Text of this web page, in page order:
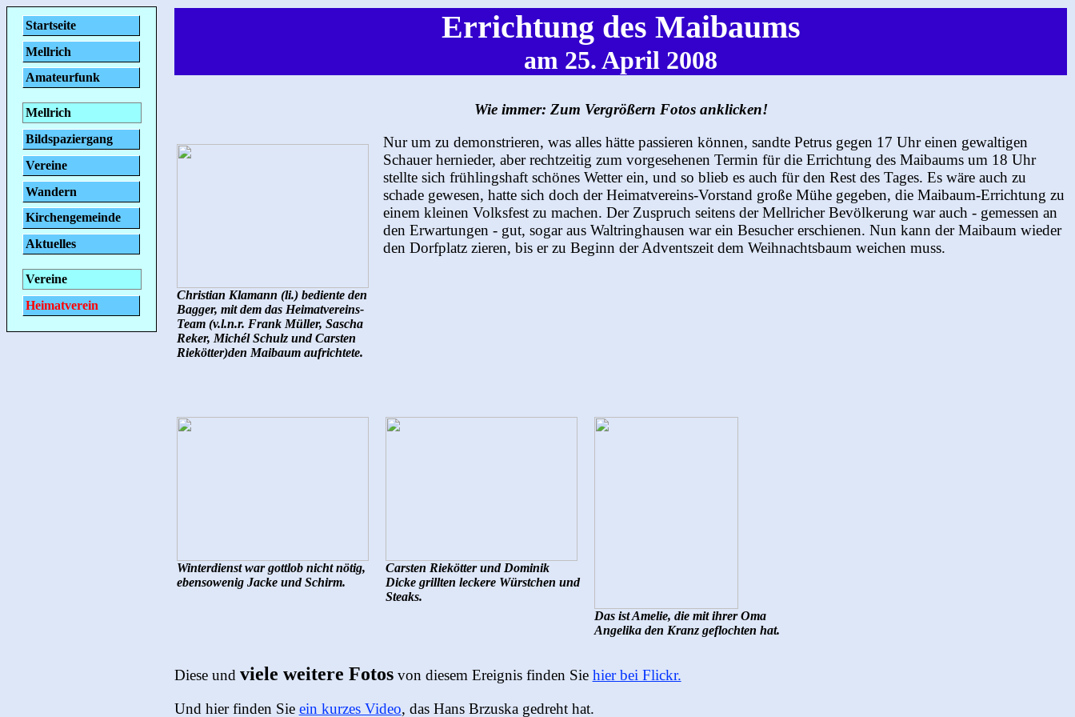
Startseite
Mellrich
Amateurfunk
Mellrich
Bildspaziergang
Vereine
Wandern
Kirchengemeinde
Aktuelles
Vereine
Heimatverein
Errichtung des Maibaums
am 25. April 2008
Wie immer: Zum Vergrößern Fotos anklicken!
Christian Klamann (li.) bediente den
Bagger, mit dem das Heimatvereins-
Team (v.l.n.r. Frank Müller, Sascha
Reker, Michél Schulz und Carsten
Riekötter)den Maibaum aufrichtete.
Nur um zu demonstrieren, was alles hätte passieren können, sandte Petrus gegen 17 Uhr einen gewaltigen
Schauer hernieder, aber rechtzeitig zum vorgesehenen Termin für die Errichtung des Maibaums um 18 Uhr
stellte sich frühlingshaft schönes Wetter ein, und so blieb es auch für den Rest des Tages. Es wäre auch zu
schade gewesen, hatte sich doch der Heimatvereins-Vorstand große Mühe gegeben, die Maibaum-Errichtung zu
einem kleinen Volksfest zu machen. Der Zuspruch seitens der Mellricher Bevölkerung war auch - gemessen an
den Erwartungen - gut, sogar aus Waltringhausen war ein Besucher erschienen. Nun kann der Maibaum wieder
den Dorfplatz zieren, bis er zu Beginn der Adventszeit dem Weihnachtsbaum weichen muss.
Winterdienst war gottlob nicht nötig,
ebensowenig Jacke und Schirm.
Carsten Riekötter und Dominik
Dicke grillten leckere Würstchen und
Steaks.
Das ist Amelie, die mit ihrer Oma
Angelika den Kranz geflochten hat.
Diese und viele weitere Fotosvon diesem Ereignis finden Sie hier bei Flickr.
Und hier finden Sie ein kurzes Video, das Hans Brzuska gedreht hat.